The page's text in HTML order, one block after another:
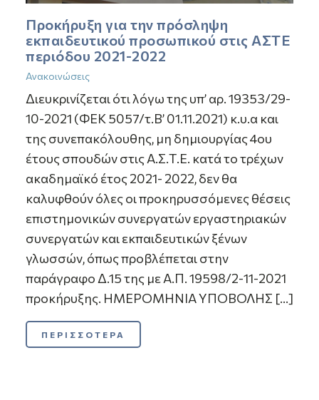
Προκήρυξη για την πρόσληψη
εκπαιδευτικού προσωπικού στις ΑΣΤΕ
περιόδου 2021-2022
Ανακοινώσεις
Διευκρινίζεται ότι λόγω της υπ’ αρ. 19353/29-
10-2021 (ΦΕΚ 5057/τ.Β’ 01.11.2021) κ.υ.α και
της συνεπακόλουθης, μη δημιουργίας 4ου
έτους σπουδών στις Α.Σ.Τ.Ε. κατά το τρέχων
ακαδημαϊκό έτος 2021- 2022, δεν θα
καλυφθούν όλες οι προκηρυσσόμενες θέσεις
επιστημονικών συνεργατών εργαστηριακών
συνεργατών και εκπαιδευτικών ξένων
γλωσσών, όπως προβλέπεται στην
παράγραφο Δ.15 της με Α.Π. 19598/2-11-2021
προκήρυξης. ΗΜΕΡΟΜΗΝΙΑ ΥΠΟΒΟΛΗΣ […]
ΠΕΡΙΣΣΟΤΕΡΑ